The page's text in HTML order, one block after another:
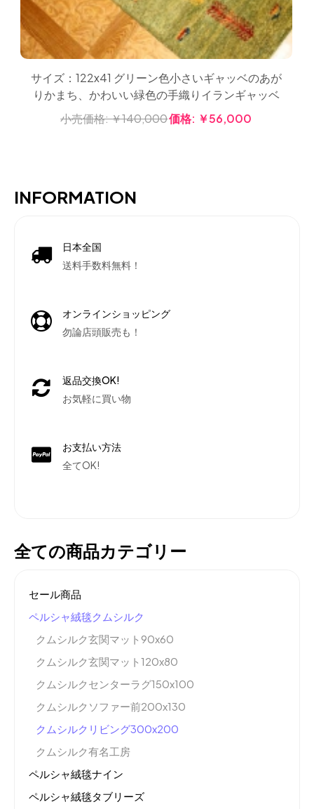
サイズ：122x41 グリーン色小さいギャッベのあが
りかまち、かわいい緑色の手織りイランギャッベ
小売価格:￥140,000価格: ￥56,000
INFORMATION
日本全国
送料手数料無料！
オンラインショッピング
勿論店頭販売も！
返品交換OK!
お気軽に買い物
お支払い方法
全てOK!
全ての商品カテゴリー
セール商品
ペルシャ絨毯クムシルク
クムシルク玄関マット90x60
クムシルク玄関マット120x80
クムシルクセンターラグ150x100
クムシルクソファー前200x130
クムシルクリビング300x200
クムシルク有名工房
ペルシャ絨毯ナイン
ペルシャ絨毯タブリーズ